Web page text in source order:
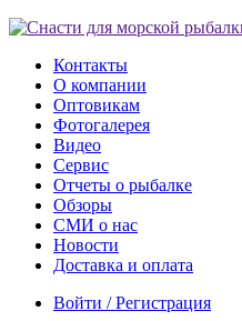
Контакты
О компании
Оптовикам
Фотогалерея
Видео
Сервис
Отчеты о рыбалке
Обзоры
СМИ о нас
Новости
Доставка и оплата
Войти / Регистрация